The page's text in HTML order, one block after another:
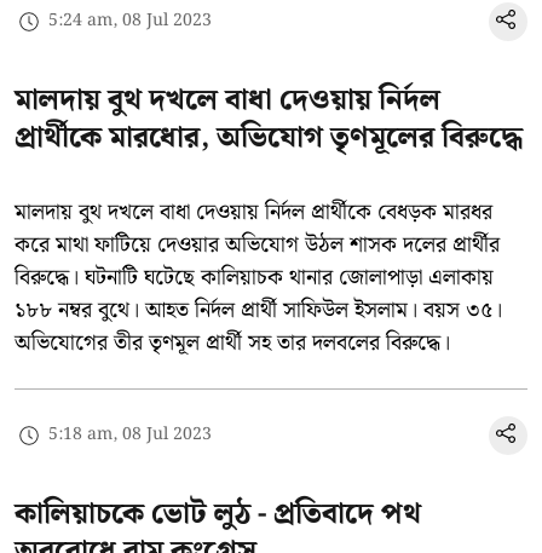
5:24 am, 08 Jul 2023
মালদায় বুথ দখলে বাধা দেওয়ায় নির্দল
প্রার্থীকে মারধোর, অভিযোগ তৃণমূলের বিরুদ্ধে
মালদায় বুথ দখলে বাধা দেওয়ায় নির্দল প্রার্থীকে বেধড়ক মারধর
করে মাথা ফাটিয়ে দেওয়ার অভিযোগ উঠল শাসক দলের প্রার্থীর
বিরুদ্ধে। ঘটনাটি ঘটেছে কালিয়াচক থানার জোলাপাড়া এলাকায়
১৮৮ নম্বর বুথে। আহত নির্দল প্রার্থী সাফিউল ইসলাম। বয়স ৩৫।
অভিযোগের তীর তৃণমূল প্রার্থী সহ তার দলবলের বিরুদ্ধে।
5:18 am, 08 Jul 2023
কালিয়াচকে ভোট লুঠ - প্রতিবাদে পথ